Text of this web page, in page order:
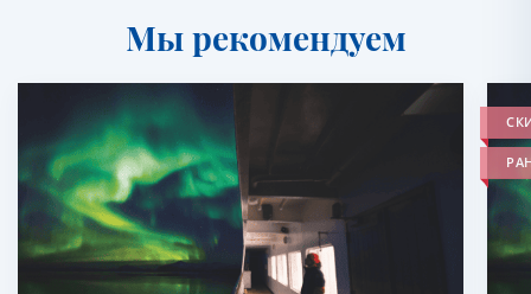
Мы рекомендуем